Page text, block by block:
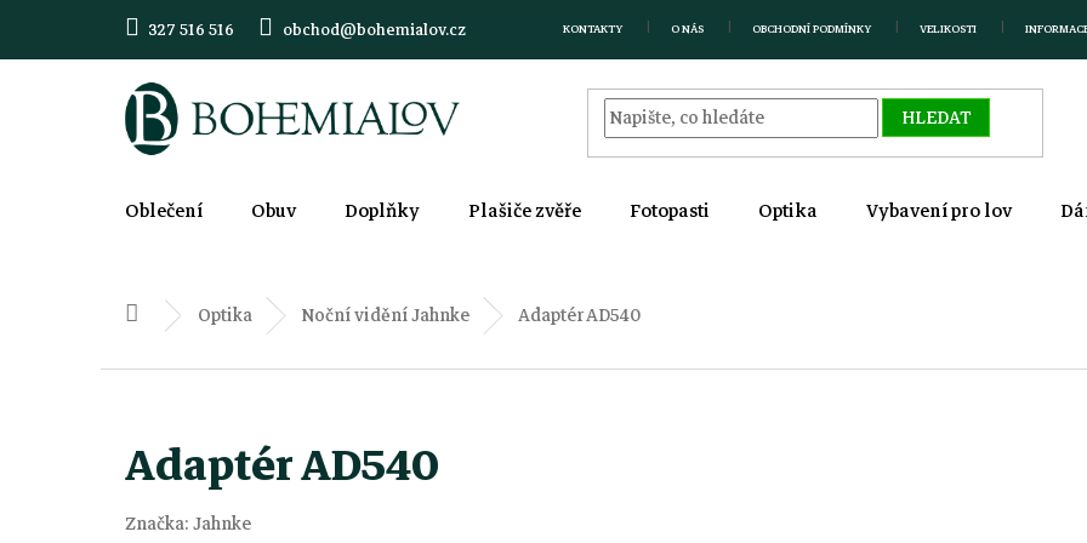
327 516 516 obchod@bohemialov.cz KONTAKTY O NÁS OBCHODNÍ PODMÍNKY VELIKOSTI
HLEDAT
Oblečení Obuv Doplňky Plašiče zvěře Fotopasti Optika Vybavení pro lov
Domů Optika Noční vidění Jahnke Adaptér AD540
Adaptér AD540
Značka:Jahnke